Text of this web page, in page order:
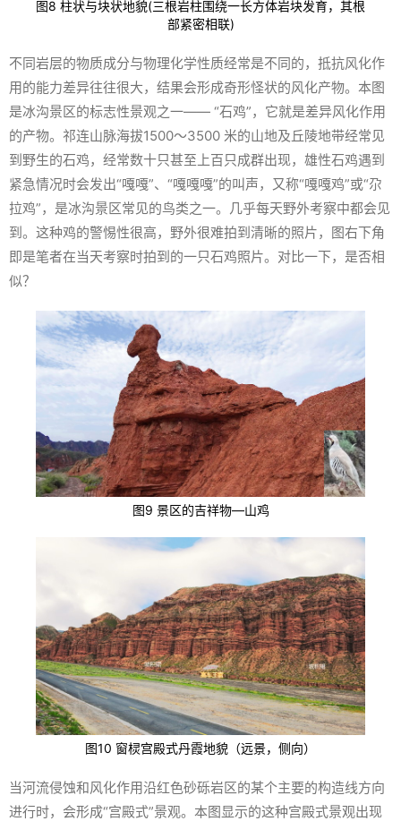
图8 柱状与块状地貌(三根岩柱围绕一长方体岩块发育，其根
部紧密相联)
不同岩层的物质成分与物理化学性质经常是不同的，抵抗风化作
用的能力差异往往很大，结果会形成奇形怪状的风化产物。本图
是冰沟景区的标志性景观之一—— “石鸡”，它就是差异风化作用
的产物。祁连山脉海拔1500～3500 米的山地及丘陵地带经常见
到野生的石鸡，经常数十只甚至上百只成群出现，雄性石鸡遇到
紧急情况时会发出“嘎嘎”、“嘎嘎嘎”的叫声，又称“嘎嘎鸡”或“尕
拉鸡”，是冰沟景区常见的鸟类之一。几乎每天野外考察中都会见
到。这种鸡的警惕性很高，野外很难拍到清晰的照片，图右下角
即是笔者在当天考察时拍到的一只石鸡照片。对比一下，是否相
似？
图9 景区的吉祥物—山鸡
图10 窗棂宫殿式丹霞地貌（远景，侧向）
当河流侵蚀和风化作用沿红色砂砾岩区的某个主要的构造线方向
进行时，会形成“宫殿式”景观。本图显示的这种宫殿式景观出现